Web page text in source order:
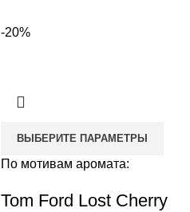
-20%
ВЫБЕРИТЕ ПАРАМЕТРЫ
По мотивам аромата:
Tom Ford Lost Cherry